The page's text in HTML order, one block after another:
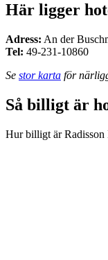
Här ligger
Adress: An der
Tel: 49-231-10860
Se stor karta för
Så billigt är
Hur billigt är